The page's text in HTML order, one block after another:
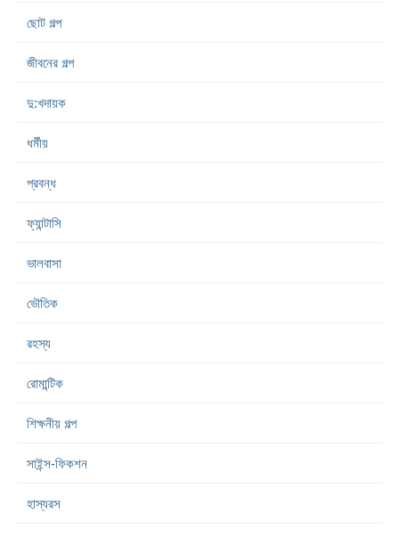
ছোট গল্প
জীবনের গল্প
দু:খদায়ক
ধর্মীয়
প্রবন্ধ
ফ্যান্টাসি
ভালবাসা
ভৌতিক
রহস্য
রোমান্টিক
শিক্ষনীয় গল্প
সাইন্স-ফিকশন
হাস্যরস